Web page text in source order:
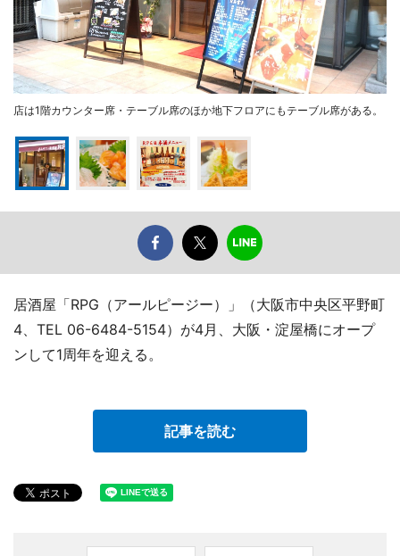
店は1階カウンター席・テーブル席のほか地下フロアにもテーブル席がある。
居酒屋「RPG（アールピージー）」（大阪市中央区平野町
4、TEL 06-6484-5154）が4月、大阪・淀屋橋にオープ
ンして1周年を迎える。
記事を読む